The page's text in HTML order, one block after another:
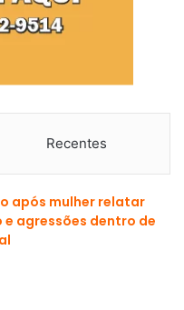
Recentes
após mulher relatar
agressões dentro de